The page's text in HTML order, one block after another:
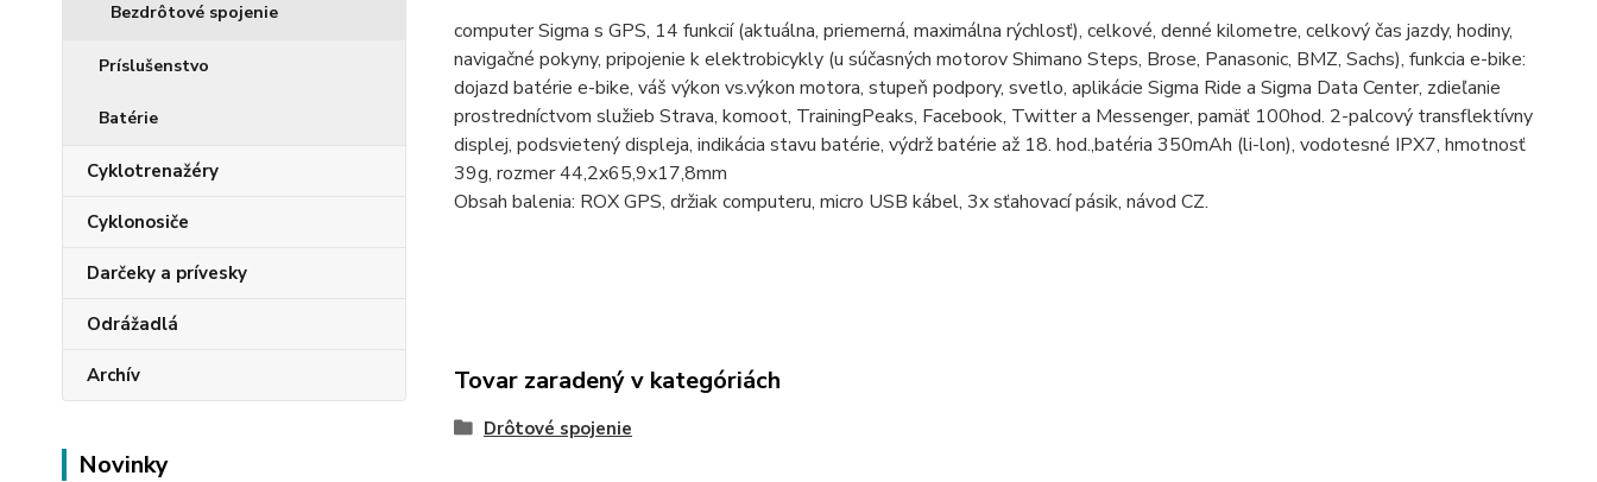
Bezdrôtové spojenie
Príslušenstvo
Batérie
Cyklotrenažéry
Cyklonosiče
Darčeky a prívesky
Odrážadlá
Archív
Novinky
computer Sigma s GPS, 14 funkcií (aktuálna, priemerná, maximálna rýchlosť), celkové, denné kilometre, celkový čas jazdy, hodiny,
navigačné pokyny, pripojenie k elektrobicykly (u súčasných motorov Shimano Steps, Brose, Panasonic, BMZ, Sachs), funkcia e-bike:
dojazd batérie e-bike, váš výkon vs.výkon motora, stupeň podpory, svetlo, aplikácie Sigma Ride a Sigma Data Center, zdieľanie
prostredníctvom služieb Strava, komoot, TrainingPeaks, Facebook, Twitter a Messenger, pamäť 100hod. 2-palcový transflektívny
displej, podsvietený displeja, indikácia stavu batérie, výdrž batérie až 18. hod.,batéria 350mAh (li-lon), vodotesné IPX7, hmotnosť
39g, rozmer 44,2x65,9x17,8mm
Obsah balenia: ROX GPS, držiak computeru, micro USB kábel, 3x sťahovací pásik, návod CZ.
Tovar zaradený v kategóriách
Drôtové spojenie